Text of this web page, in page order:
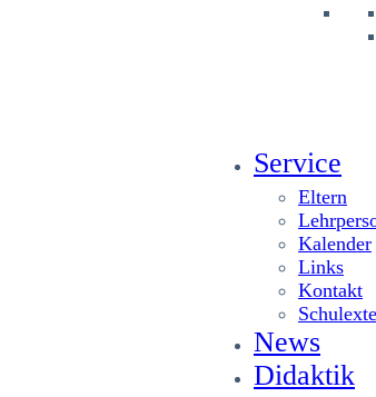
Service
Eltern
Kalender
Links
Kontakt
News
Didaktik